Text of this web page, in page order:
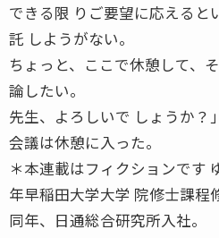
できる限 りご要望に応えると
託 しようがない。
ちょっと、ここで休憩して、
論したい。
先生、よろしいで しょうか？
会議は休憩に入った。
＊本連載はフィクションです
年早稲田大学大学 院修士課程
同年、日通総合研究所入社。